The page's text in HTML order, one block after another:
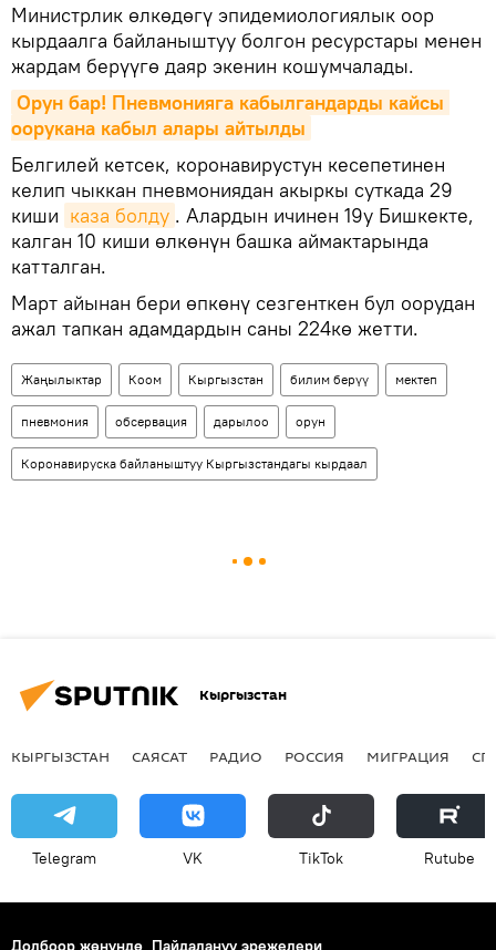
Министрлик өлкөдөгү эпидемиологиялык оор
кырдаалга байланыштуу болгон ресурстары менен
жардам берүүгө даяр экенин кошумчалады.
Орун бар! Пневмонияга кабылгандарды кайсы
оорукана кабыл алары айтылды
Белгилей кетсек, коронавирустун кесепетинен
келип чыккан пневмониядан акыркы суткада 29
киши каза болду . Алардын ичинен 19у Бишкекте,
калган 10 киши өлкөнүн башка аймактарында
катталган.
Март айынан бери өпкөнү сезгенткен бул оорудан
ажал тапкан адамдардын саны 224кө жетти.
Жаңылыктар Коом Кыргызстан билим берүү мектеп
пневмония обсервация дарылоо орун
Коронавируска байланыштуу Кыргызстандагы кырдаал
Кыргызстан
КЫРГЫЗСТАН САЯСАТ РАДИО РОССИЯ МИГРАЦИЯ
Telegram VK ТikТоk Rutube
Долбоор жөнүндө Пайдалануу эрежелери